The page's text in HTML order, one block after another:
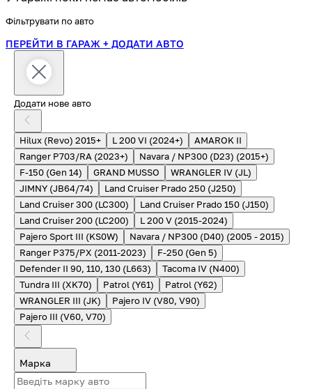
Фільтрувати по авто
ПЕРЕЙТИ В ГАРАЖ + ДОДАТИ АВТО
Додати нове авто
Hilux (Revo) 2015+ L 200 VI (2024+)
AMAROK II
Ranger P703/RA (2023+)
Navara / NP300 (D23) (2015+)
F-150 (Gen 14)
GRAND MUSSO
WRANGLER IV (JL)
JIMNY (JB64/74)
Land Cruiser Prado 250 (J250)
Land Cruiser 300 (LC300)
Land Cruiser Prado 150 (J150)
Land Cruiser 200 (LC200)
L 200 V (2015-2024)
Pajero Sport III (KS0W)
Navara / NP300 (D40) (2005 - 2015)
Ranger P375/PX (2011-2023)
F-250 (Gen 5)
Defender II 90, 110, 130 (L663)
Tacoma IV (N400)
Tundra III (XK70)
Patrol (Y61)
Patrol (Y62)
WRANGLER III (JK)
Pajero IV (V80, V90)
Pajero III (V60, V70)
Марка